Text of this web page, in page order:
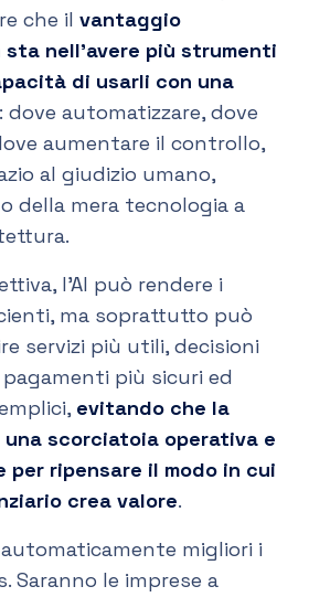
che il vantaggio
sta nell’avere più strumenti
di usarli con una
: dove automatizzare, dove
aumentare il controllo,
al giudizio umano,
della mera tecnologia a
l’AI può rendere i
ma soprattutto può
servizi più utili, decisioni
più sicuri ed
evitando che la
scorciatoia operativa e
ripensare il modo in cui
crea valore.
automaticamente migliori i
Saranno le imprese a